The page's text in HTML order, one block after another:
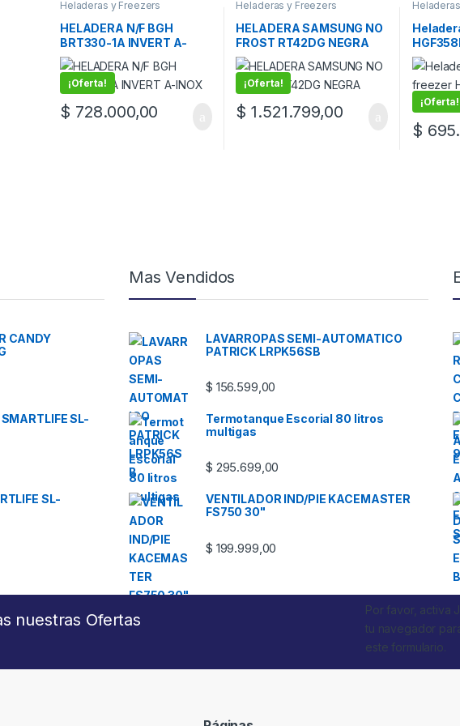
Heladeras y Freezers
HELADERA N/F BGH
BRT330-1A INVERT A-
INOX
¡Oferta!
$ 728.000,00
Heladeras y Freezers
HELADERA SAMSUNG NO
FROST RT42DG NEGRA
¡Oferta!
$ 1.521.799,00
¡Oferta!
$
CANDY
SL-
SL-
Mas Vendidos
LAVARROPAS SEMI-AUTOMATICO
PATRICK LRPK56SB
$ 156.599,00
Termotanque Escorial 80 litros
multigas
$ 295.699,00
VENTILADOR IND/PIE KACEMASTER
FS750 30"
$ 199.999,00
nuestras Ofertas
Por favor, activa
tu navegador
este formulario.